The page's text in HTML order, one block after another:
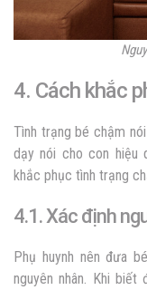
4. Cách khắc
Tình trạng bé chậm
dạy nói cho con hiệu
khắc phục tình trạng
4.1. Xác định
Phụ huynh nên đưa
nguyên nhân. Khi